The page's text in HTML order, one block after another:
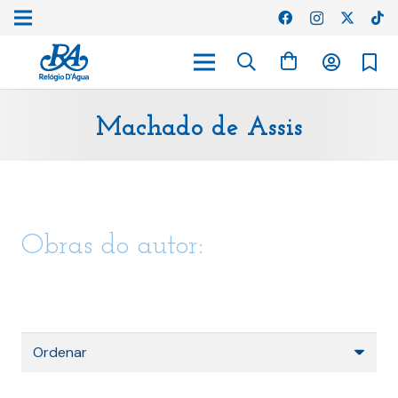
Machado de Assis
Obras do autor: